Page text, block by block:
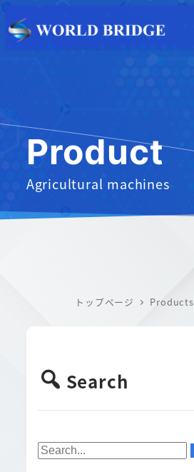
Product
Agricultural machines
トップページ Products
Search